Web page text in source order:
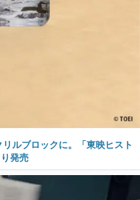
ルブロックに。「東映ヒスト
発売